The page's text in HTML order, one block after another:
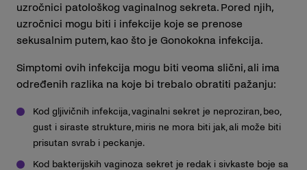
uzročnici patološkog vaginalnog sekreta. Pored njih,
uzročnici mogu biti i infekcije koje se prenose
sekusalnim putem, kao što je Gonokokna infekcija.
Simptomi ovih infekcija mogu biti veoma slični, ali ima
određenih razlika na koje bi trebalo obratiti pažanju:
Kod gljivičnih infekcija, vaginalni sekret je neproziran, beo,
gust i siraste strukture, miris ne mora biti jak, ali može biti
prisutan svrab i peckanje.
Kod bakterijskih vaginoza sekret je redak i sivkaste boje sa